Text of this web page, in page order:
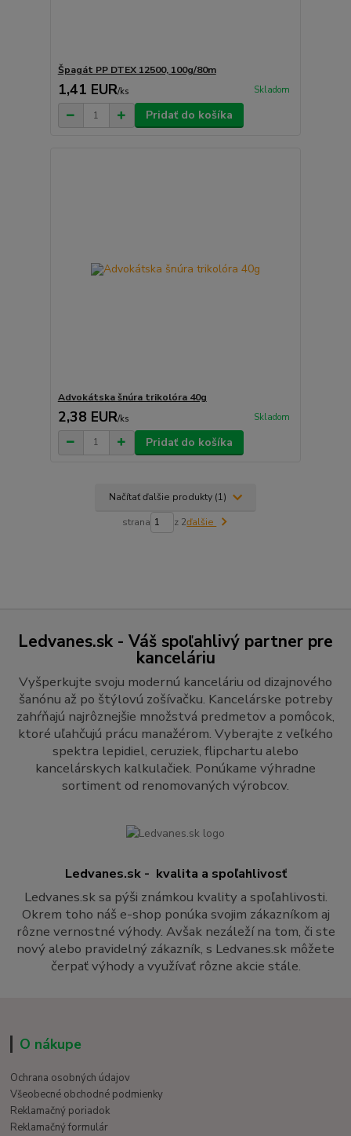
Špagát PP DTEX 12500, 100g/80m
1,41 EUR/ks Skladom
Pridať do košíka
Advokátska šnúra trikolóra 40g
2,38 EUR/ks Skladom
Pridať do košíka
Načítať ďalšie produkty (1)
strana z 2ďalšie
Ledvanes.sk - Váš spoľahlivý partner pre
kanceláriu
Vyšperkujte svoju modernú kanceláriu od dizajnového
šanónu až po štýlovú zošívačku. Kancelárske potreby
zahŕňajú najrôznejšie množstvá predmetov a pomôcok,
ktoré uľahčujú prácu manažérom. Vyberajte z veľkého
spektra lepidiel, ceruziek, flipchartu alebo
kancelárskych kalkulačiek. Ponúkame výhradne
sortiment od renomovaných výrobcov.
Ledvanes.sk - kvalita a spoľahlivosť
Ledvanes.sk sa pýši známkou kvality a spoľahlivosti.
Okrem toho náš e-shop ponúka svojim zákazníkom aj
rôzne vernostné výhody. Avšak nezáleží na tom, či ste
nový alebo pravidelný zákazník, s Ledvanes.sk môžete
čerpať výhody a využívať rôzne akcie stále.
O nákupe
Ochrana osobných údajov
Všeobecné obchodné podmienky
Reklamačný poriadok
Reklamačný formulár